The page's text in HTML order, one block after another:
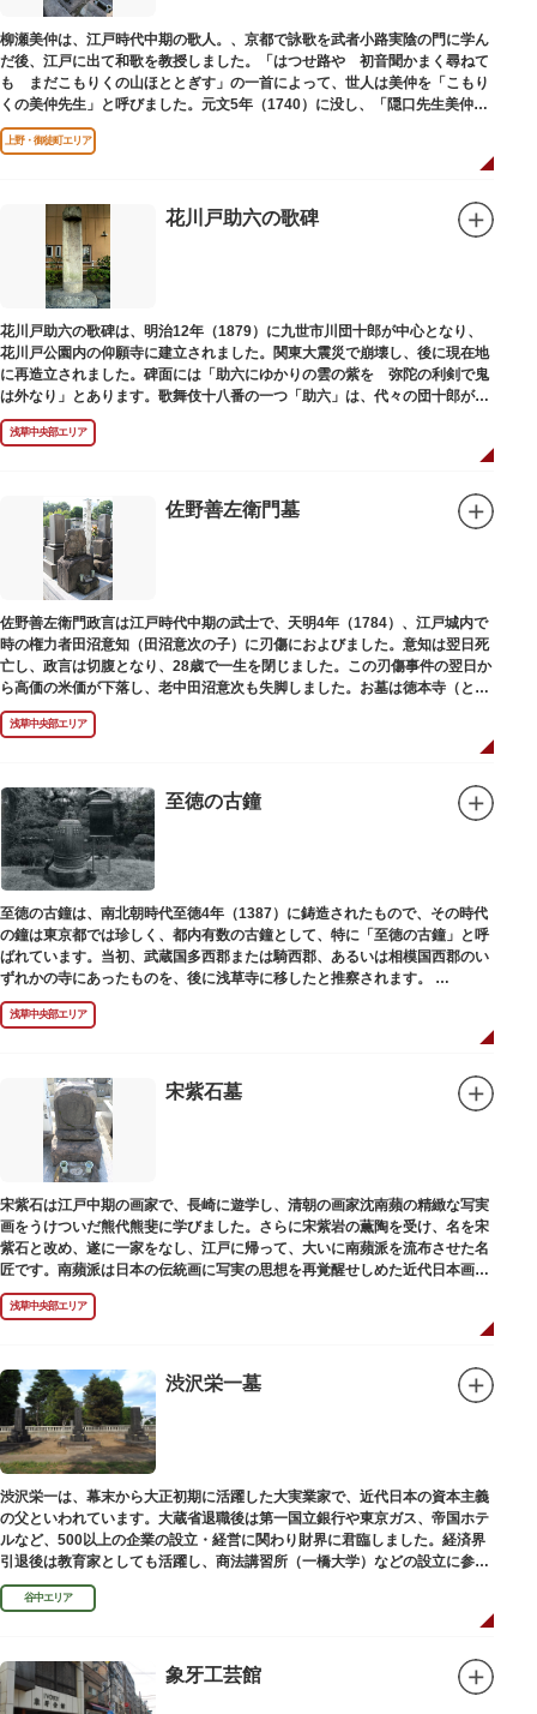
柳瀬美仲は、江戸時代中期の歌人。、京都で詠歌を武者小路実陰の門に学ん
だ後、江戸に出て和歌を教授しました。「はつせ路や 初音聞かまく尋ねて
も まだこもりくの山ほととぎす」の一首によって、世人は美仲を「こもり
くの美仲先生」と呼びました。元文5年（1740）に没し、「隠口先生美仲甫
之墓」と刻まれた墓が教證寺（きょうしょうじ）にあります。
上野・御徒町エリア
花川戸助六の歌碑
花川戸助六の歌碑は、明治12年（1879）に九世市川団十郎が中心となり、
花川戸公園内の仰願寺に建立されました。関東大震災で崩壊し、後に現在地
に再造立されました。碑面には「助六にゆかりの雲の紫を 弥陀の利剣で鬼
は外なり」とあります。歌舞伎十八番の一つ「助六」は、代々の団十郎が伝
えていますが、助六の実像は不明です。
浅草中央部エリア
佐野善左衛門墓
佐野善左衛門政言は江戸時代中期の武士で、天明4年（1784）、江戸城内で
時の権力者田沼意知（田沼意次の子）に刃傷におよびました。意知は翌日死
亡し、政言は切腹となり、28歳で一生を閉じました。この刃傷事件の翌日か
ら高価の米価が下落し、老中田沼意次も失脚しました。お墓は徳本寺（とく
ほんじ）境内にあります。
浅草中央部エリア
至徳の古鐘
至徳の古鐘は、南北朝時代至徳4年（1387）に鋳造されたもので、その時代
の鐘は東京都では珍しく、都内有数の古鐘として、特に「至徳の古鐘」と呼
ばれています。当初、武蔵国多西郡または騎西郡、あるいは相模国西郡のい
ずれかの寺にあったものを、後に浅草寺に移したと推察されます。
現在は、五重塔北側の絵馬堂内に保管されています。絵馬堂は通常非公開と
なっていますが、不定期で行われる「伝法院庭園拝観と絵馬展」が開催され
浅草中央部エリア
宋紫石墓
宋紫石は江戸中期の画家で、長崎に遊学し、清朝の画家沈南蘋の精緻な写実
画をうけついだ熊代熊斐に学びました。さらに宋紫岩の薫陶を受け、名を宋
紫石と改め、遂に一家をなし、江戸に帰って、大いに南蘋派を流布させた名
匠です。南蘋派は日本の伝統画に写実の思想を再覚醒せしめた近代日本画壇
の源流です。お墓は徳本寺（とくほんじ）境内にあります。
浅草中央部エリア
渋沢栄一墓
渋沢栄一は、幕末から大正初期に活躍した大実業家で、近代日本の資本主義
の父といわれています。大蔵省退職後は第一国立銀行や東京ガス、帝国ホテ
ルなど、500以上の企業の設立・経営に関わり財界に君臨しました。経済界
引退後は教育家としても活躍し、商法講習所（一橋大学）などの設立に参画
しました。お墓は谷中霊園にあります。
谷中エリア
象牙工芸館